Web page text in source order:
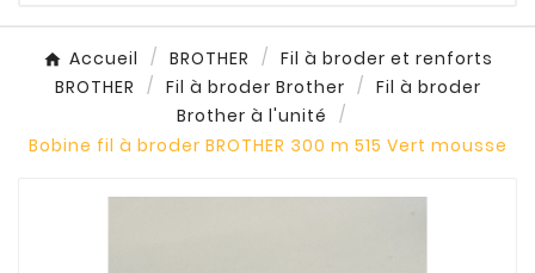
Accueil BROTHER
Fil à broder et renforts
BROTHER
Fil à broder Brother
Fil à broder
Brother à l'unité
Bobine fil à broder BROTHER 300 m 515 Vert mousse